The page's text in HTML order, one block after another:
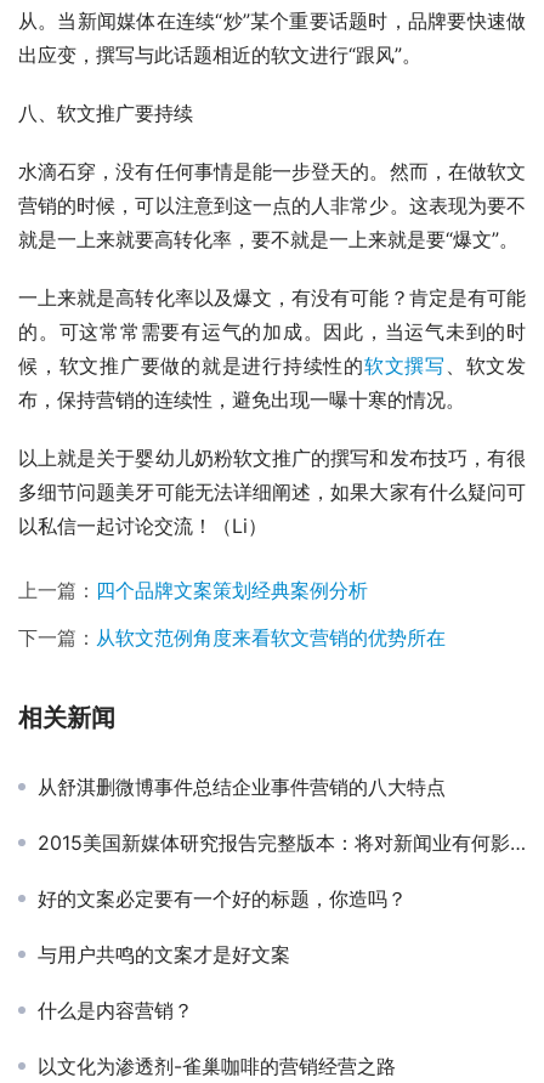
从。当新闻媒体在连续“炒”某个重要话题时，品牌要快速做
出应变，撰写与此话题相近的软文进行“跟风”。
八、软文推广要持续
水滴石穿，没有任何事情是能一步登天的。然而，在做软文
营销的时候，可以注意到这一点的人非常少。这表现为要不
就是一上来就要高转化率，要不就是一上来就是要“爆文”。
一上来就是高转化率以及爆文，有没有可能？肯定是有可能
的。可这常常需要有运气的加成。因此，当运气未到的时
候，软文推广要做的就是进行持续性的软文撰写 、软文发
布，保持营销的连续性，避免出现一曝十寒的情况。
以上就是关于婴幼儿奶粉软文推广的撰写和发布技巧，有很
多细节问题美牙可能无法详细阐述，如果大家有什么疑问可
以私信一起讨论交流！（Li）
上一篇： 四个品牌文案策划经典案例分析
下一篇： 从软文范例角度来看软文营销的优势所在
相关新闻
从舒淇删微博事件总结企业事件营销的八大特点
2015美国新媒体研究报告完整版本：将对新闻业有何影响？
好的文案必定要有一个好的标题，你造吗？
与用户共鸣的文案才是好文案
什么是内容营销？
以文化为渗透剂-雀巢咖啡的营销经营之路